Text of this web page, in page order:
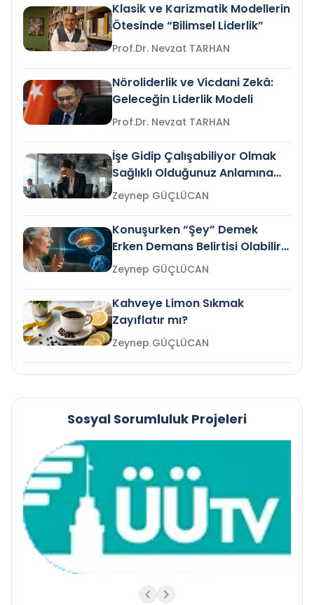
Klasik ve Karizmatik Modellerin
Ötesinde “Bilimsel Liderlik”
Prof.Dr. Nevzat TARHAN
Nöroliderlik ve Vicdani Zekâ:
Geleceğin Liderlik Modeli
Prof.Dr. Nevzat TARHAN
İşe Gidip Çalışabiliyor Olmak
Sağlıklı Olduğunuz Anlamına
Gelir mi?Zeynep GÜÇLÜCAN
Konuşurken “Şey” Demek
Erken Demans Belirtisi Olabilir
mi?
Zeynep GÜÇLÜCAN
Kahveye Limon Sıkmak
Zayıflatır mı?
Zeynep GÜÇLÜCAN
Sosyal Sorumluluk Projeleri